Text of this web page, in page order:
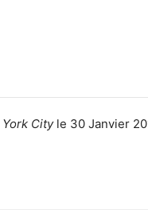
Cityle 30 Janvier